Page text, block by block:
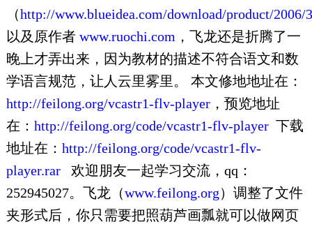
（http://www.blueidea.com/download/product/2006/
以及原作者 www.ruochi.com ，飞龙还是折腾了一
晚上才弄出来，因为教材的描述不符合语文和数
学语言规范，让人云里雾里。 本文修地地址在：
http://feilong.org/vcastr1-flv-player，预览地址
在： http://feilong.org/code/vcastr1-flv-player下载
地址在： http://feilong.org/code/vcastr1-flv-
player.rar欢迎朋友一起学习交流，qq：
252945027。飞龙（www.feilong.org）调整了文件
夹形式后，你只需要把照葫芦画瓢就可以做网页